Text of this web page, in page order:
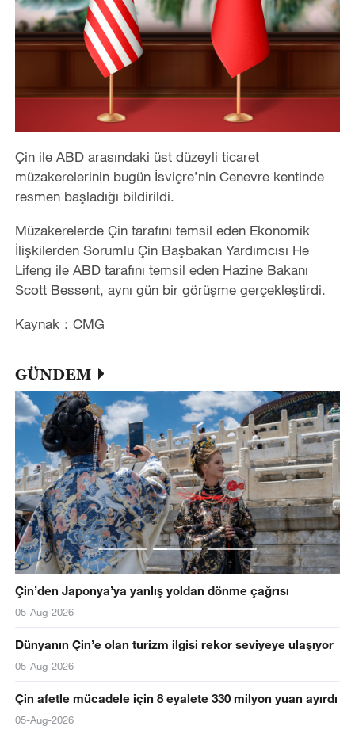
Çin ile ABD arasındaki üst düzeyli ticaret
müzakerelerinin bugün İsviçre’nin Cenevre kentinde
resmen başladığı bildirildi.
Müzakerelerde Çin tarafını temsil eden Ekonomik
İlişkilerden Sorumlu Çin Başbakan Yardımcısı He
Lifeng ile ABD tarafını temsil eden Hazine Bakanı
Scott Bessent, aynı gün bir görüşme gerçekleştirdi.
Kaynak：CMG
GÜNDEM
Çin’den Japonya’ya yanlış yoldan dönme çağrısı
05-Aug-2026
Dünyanın Çin’e olan turizm ilgisi rekor seviyeye ulaşıyor
05-Aug-2026
Çin afetle mücadele için 8 eyalete 330 milyon yuan ayırdı
05-Aug-2026